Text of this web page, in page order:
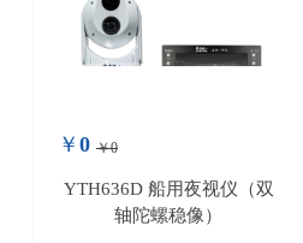
￥ 0 ￥0
YTH636D 船用夜视仪（双
轴陀螺稳像）